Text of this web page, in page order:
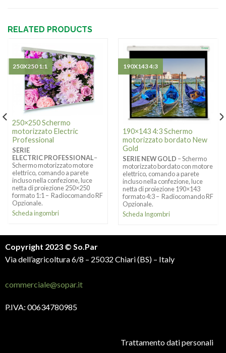
RELATED PRODUCTS
250×250 Schermo
motorizzato Electric
Professional
SERIE
ELECTRIC PROFESSIONAL–
Schermo motorizzato motore
elettrico, comando a parete
incluso nella confezione, luce
netta di proiezione 250×250
formato 1:1 – Radiocomando RF
Opzionale.
Scheda ingombri
250X250 1:1
190×143 4:3 Schermo
motorizzato bordato New
Gold
SERIE NEW GOLD – Schermo
motorizzato bordato con motore
elettrico, comando a parete
incluso nella confezione, luce
netta di proiezione 190×143
formato 4:3 – Radiocomando RF
Opzionale.
Scheda Ingombri
190X143 4:3
Copyright 2023 © So.Par
Via dell’agricoltura 6/8 – 25032 Chiari (BS) – Italy
commerciale@sopar.it
P.IVA: 00634780985
Trattamento dati personali